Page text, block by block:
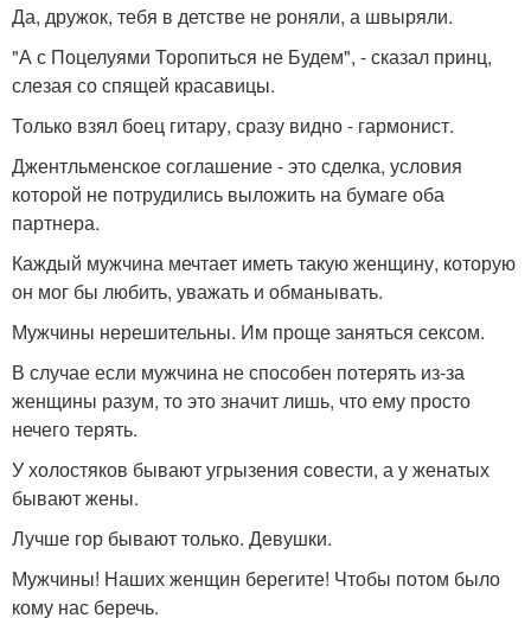
Да, дружок, тебя в детстве не роняли, а швыряли.
"А с Поцелуями Торопиться не Будем", - сказал принц,
слезая со спящей красавицы.
Только взял боец гитару, сразу видно - гармонист.
Джентльменское соглашение - это сделка, условия
которой не потрудились выложить на бумаге оба
партнера.
Каждый мужчина мечтает иметь такую женщину, которую
он мог бы любить, уважать и обманывать.
Мужчины нерешительны. Им проще заняться сексом.
В случае если мужчина не способен потерять из-за
женщины разум, то это значит лишь, что ему просто
нечего терять.
У холостяков бывают угрызения совести, а у женатых
бывают жены.
Лучше гор бывают только. Девушки.
Мужчины! Наших женщин берегите! Чтобы потом было
кому нас беречь.